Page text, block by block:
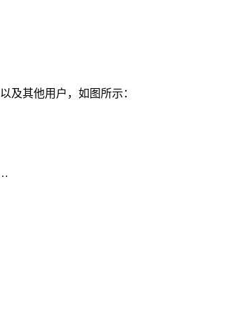
及其他用户，如图所示：